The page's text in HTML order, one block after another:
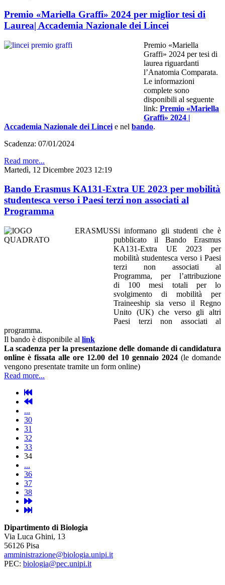
Premio «Mariella Graffi» 2024 per miglior tesi di
Laurea| Accademia Nazionale dei Lincei
Premio «Mariella
Graffi» 2024 per tesi di
laurea riguardanti
l’Anatomia Comparata.
Le informazioni
complete sono
disponibili al seguente
link: Premio «Mariella
Graffi» 2024 |
Accademia Nazionale dei Lincei e nel bando.
Scadenza: 07/01/2024
Read more...
Martedì, 12 Dicembre 2023 12:19
Bando Erasmus KA131-Extra UE 2023 per mobilità
studentesca verso i Paesi terzi non associati al
Programma
Si informano gli studenti che è
pubblicato il Bando Erasmus
KA131-Extra UE 2023 per
mobilità studentesca verso i Paesi
terzi non associati al
Programma, per l’attribuzione
di 100 mesi totali per lo
svolgimento di mobilità per
Traineeship sia verso il Regno
Unito (UK) che verso gli altri
Paesi terzi non associati al
programma.
Il bando è disponibile al link
La scadenza per la presentazione delle domande di candidatura
online è fissata alle ore 12.00 del 10 gennaio 2024 (le domande
vengono presentate tramite un form online)
Read more...
...
30
31
32
33
34
...
36
37
38
Dipartimento di Biologia
Via Luca Ghini, 13
56126 Pisa
amministrazione@biologia.unipi.it
PEC: biologia@pec.unipi.it